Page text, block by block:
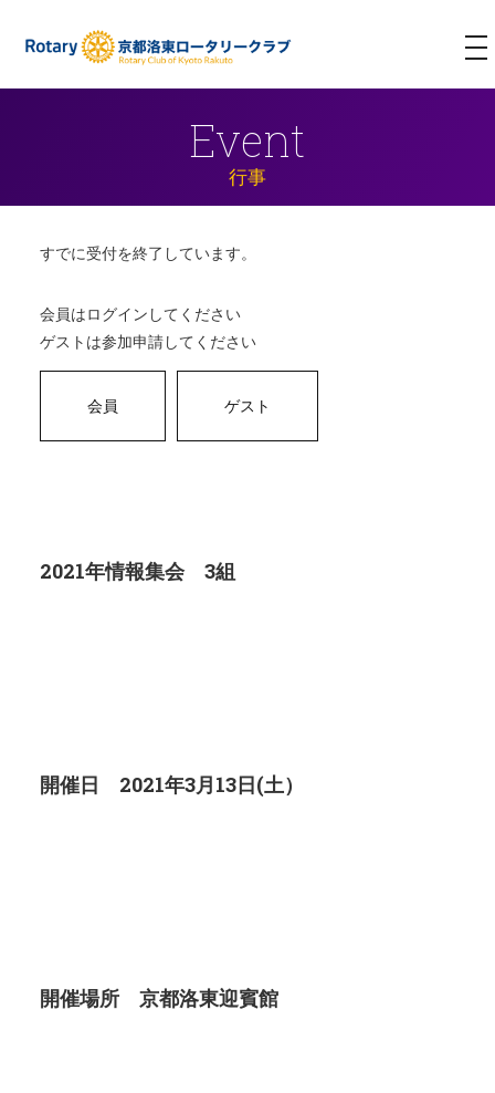
Event
行事
すでに受付を終了しています。
会員はログインしてください
ゲストは参加申請してください
2021年情報集会 3組
開催日 2021年3月13日(土）
開催場所 京都洛東迎賓館